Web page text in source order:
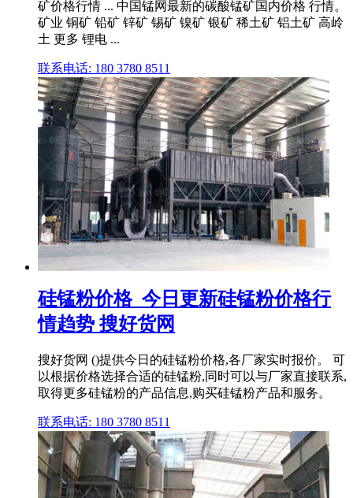
矿价格行情 ... 中国锰网最新的碳酸锰矿国内价格 行情。
矿业 铜矿 铅矿 锌矿 锡矿 镍矿 银矿 稀土矿 铝土矿 高岭
土 更多 锂电 ...
联系电话: 180 3780 8511
硅锰粉价格_今日更新硅锰粉价格行
情趋势 搜好货网
搜好货网 ()提供今日的硅锰粉价格,各厂家实时报价。 可
以根据价格选择合适的硅锰粉,同时可以与厂家直接联系,
取得更多硅锰粉的产品信息,购买硅锰粉产品和服务。
联系电话: 180 3780 8511